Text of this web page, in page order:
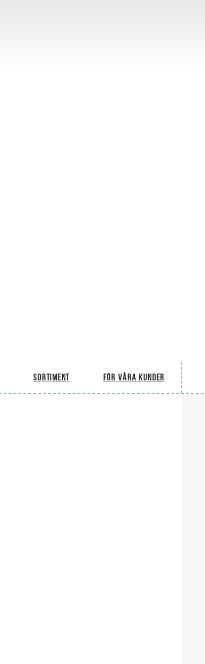
Sortiment För våra kunder